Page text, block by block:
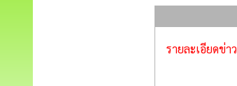
รายละเอียดข่าว